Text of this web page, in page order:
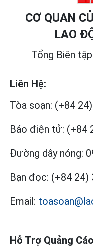
CƠ QUAN
LAO
Tổng Biên
Liên Hệ:
Tòa soạn: (+84
Báo điện tử: (+84
Đường dây nóng:
Bạn đọc: (+84 24)
Email:
Hỗ Trợ Quảng Cáo